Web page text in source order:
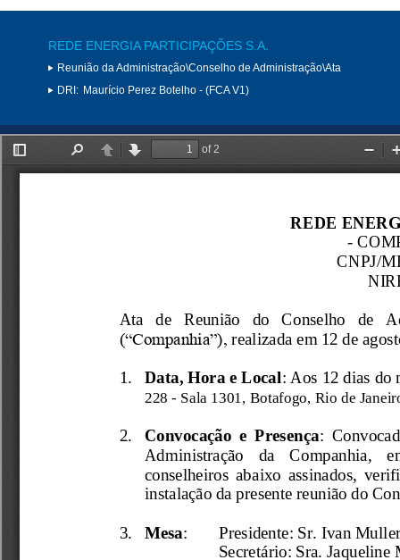
REDE ENERGIA PARTICIPAÇÕES S.A.
Reunião da Administração\Conselho de Administração\Ata
DRI: Maurício Perez Botelho - (FCA V1)